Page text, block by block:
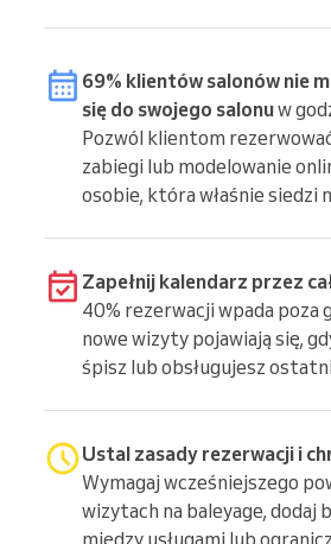
69% klientów salonów nie
się do swojego salonuw
Pozwól klientom
zabiegi lub modelowanie
osobie, która właśnie siedzi
Zapełnij kalendarz przez
40% rezerwacji wpada poza
nowe wizyty pojawiają się,
śpisz lub obsługujesz
Ustal zasady rezerwacji i
Wymagaj wcześniejszego
wizytach na baleyage, dodaj
między usługami lub